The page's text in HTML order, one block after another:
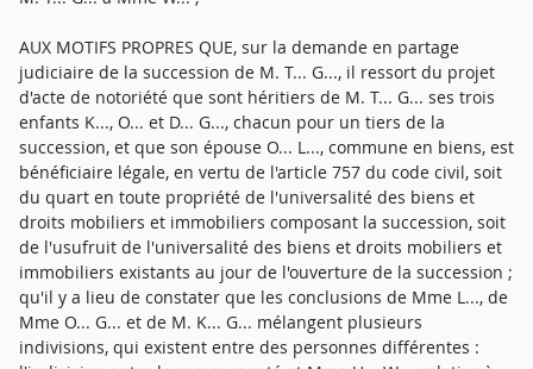
AUX MOTIFS PROPRES QUE, sur la demande en partage
judiciaire de la succession de M. T... G..., il ressort du projet
d'acte de notoriété que sont héritiers de M. T... G... ses trois
enfants K..., O... et D... G..., chacun pour un tiers de la
succession, et que son épouse O... L..., commune en biens, est
bénéficiaire légale, en vertu de l'article 757 du code civil, soit
du quart en toute propriété de l'universalité des biens et
droits mobiliers et immobiliers composant la succession, soit
de l'usufruit de l'universalité des biens et droits mobiliers et
immobiliers existants au jour de l'ouverture de la succession ;
qu'il y a lieu de constater que les conclusions de Mme L..., de
Mme O... G... et de M. K... G... mélangent plusieurs
indivisions, qui existent entre des personnes différentes :